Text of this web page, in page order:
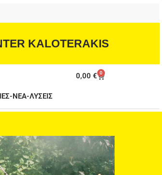
KALOTERAKIS
0,00€ 0
Cart
ΝΕΑ-ΛΥΣΕΙΣ